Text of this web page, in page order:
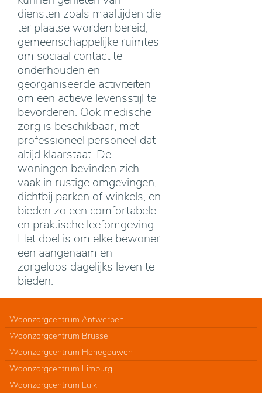
diensten zoals maaltijden die
ter plaatse worden bereid,
gemeenschappelijke ruimtes
om sociaal contact te
onderhouden en
georganiseerde activiteiten
om een actieve levensstijl te
bevorderen. Ook medische
zorg is beschikbaar, met
professioneel personeel dat
altijd klaarstaat. De
woningen bevinden zich
vaak in rustige omgevingen,
dichtbij parken of winkels, en
bieden zo een comfortabele
en praktische leefomgeving.
Het doel is om elke bewoner
een aangenaam en
zorgeloos dagelijks leven te
bieden.
Woonzorgcentrum Antwerpen
Woonzorgcentrum Brussel
Woonzorgcentrum Henegouwen
Woonzorgcentrum Limburg
Woonzorgcentrum Luik